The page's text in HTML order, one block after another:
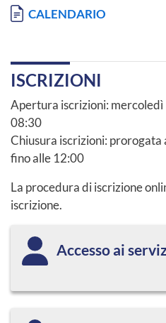
Documento
CALENDARIO
ISCRIZIONI
Apertura iscrizioni:
08:30
Chiusura iscrizioni:
fino alle 12:00
La procedura di iscrizione
iscrizione.
Accesso ai